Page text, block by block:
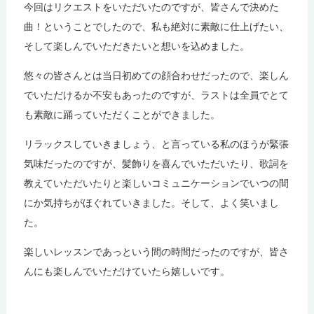
今回はリクエストをいただいたのですが、皆さんで決めた
曲！ということでしたので、私も絶対に素敵に仕上げたい、
そして楽しんでいただきたいと想いを込めました。
悠々の皆さんとは当日初めての顔合わせだったので、楽しん
でいただけるか不安もあったのですが、ラストは全員でとて
も素敵に踊っていただくことができました。
リラックスしていきましょう、と言っている私のほうが緊張
気味だったのですが、髪飾りを喜んでいただいたり、歌詞を
教えていただいたりと楽しいコミュニケーションでいつの間
にか気持ちがほぐれていきました。そして、よく笑いまし
た。
楽しいレッスンであっという間の時間だったのですが、皆さ
んにも楽しんでいただけていたら嬉しいです。